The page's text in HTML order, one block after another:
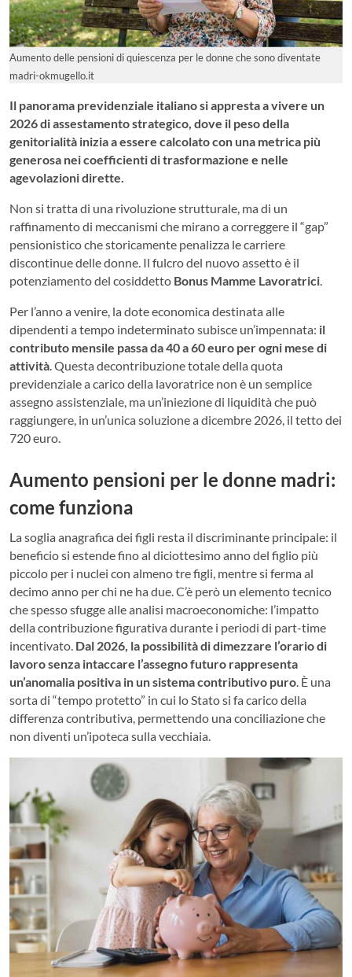
Aumento delle pensioni di quiescenza per le donne che sono diventate
madri-okmugello.it
Il panorama previdenziale italiano si appresta a vivere un
2026 di assestamento strategico, dove il peso della
genitorialità inizia a essere calcolato con una metrica più
generosa nei coefficienti di trasformazione e nelle
agevolazioni dirette.
Non si tratta di una rivoluzione strutturale, ma di un
raffinamento di meccanismi che mirano a correggere il “gap”
pensionistico che storicamente penalizza le carriere
discontinue delle donne. Il fulcro del nuovo assetto è il
potenziamento del cosiddetto Bonus Mamme Lavoratrici
Per l’anno a venire, la dote economica destinata alle
dipendenti a tempo indeterminato subisce un’impennata: il
contributo mensile passa da 40 a 60 euro per ogni mese di
attività . Questa decontribuzione totale della quota
previdenziale a carico della lavoratrice non è un semplice
assegno assistenziale, ma un’iniezione di liquidità che può
raggiungere, in un’unica soluzione a dicembre 2026, il tetto dei
720 euro.
Aumento pensioni per le donne madri:
come funziona
La soglia anagrafica dei figli resta il discriminante principale: il
beneficio si estende fino al diciottesimo anno del figlio più
piccolo per i nuclei con almeno tre figli, mentre si ferma al
decimo anno per chi ne ha due. C’è però un elemento tecnico
che spesso sfugge alle analisi macroeconomiche: l’impatto
della contribuzione figurativa durante i periodi di part-time
incentivato. Dal 2026, la possibilità di dimezzare l’orario di
lavoro senza intaccare l’assegno futuro rappresenta
un’anomalia positiva in un sistema contributivo puro. È una
sorta di “tempo protetto” in cui lo Stato si fa carico della
differenza contributiva, permettendo una conciliazione che
non diventi un’ipoteca sulla vecchiaia.